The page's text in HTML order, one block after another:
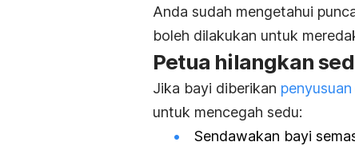
Anda sudah mengetahui
boleh dilakukan untuk
Petua hilangkan
Jika bayi diberikan
untuk mencegah sedu:
Sendawakan bayi